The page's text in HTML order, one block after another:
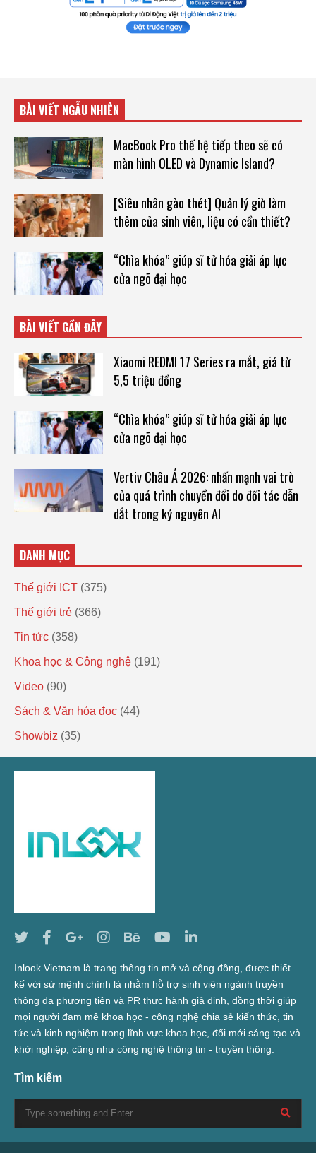
BÀI VIẾT NGẪU NHIÊN
MacBook Pro thế hệ tiếp theo sẽ có
màn hình OLED và Dynamic Island?
[Siêu nhân gào thét] Quản lý giờ làm
thêm của sinh viên, liệu có cần thiết?
“Chìa khóa” giúp sĩ tử hóa giải áp lực
cửa ngõ đại học
BÀI VIẾT GẦN ĐÂY
Xiaomi REDMI 17 Series ra mắt, giá từ
5,5 triệu đồng
“Chìa khóa” giúp sĩ tử hóa giải áp lực
cửa ngõ đại học
Vertiv Châu Á 2026: nhấn mạnh vai trò
của quá trình chuyển đổi do đối tác dẫn
dắt trong kỷ nguyên AI
DANH MỤC
Thế giới ICT (375)
Thế giới trẻ (366)
Tin tức (358)
Khoa học & Công nghệ (191)
Video (90)
Sách & Văn hóa đọc (44)
Showbiz (35)
Inlook Vietnam là trang thông tin mở và cộng đồng, được thiết
kế với sứ mệnh chính là nhằm hỗ trợ sinh viên ngành truyền
thông đa phương tiện và PR thực hành giả định, đồng thời giúp
mọi người đam mê khoa học - công nghệ chia sẻ kiến thức, tin
tức và kinh nghiệm trong lĩnh vực khoa học, đổi mới sáng tạo và
khởi nghiệp, cũng như công nghệ thông tin - truyền thông.
Tìm kiếm